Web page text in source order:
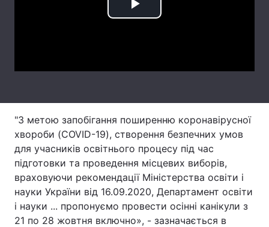
Тема оформлення
Play
"З метою запобігання поширенню коронавірусної
хвороби (COVID-19), створення безпечних умов
для учасників освітнього процесу під час
підготовки та проведення місцевих виборів,
враховуючи рекомендації Міністерства освіти і
науки України від 16.09.2020, Департамент освіти
і науки ... пропонуємо провести осінні канікули з
21 по 28 жовтня включно», - зазначається в